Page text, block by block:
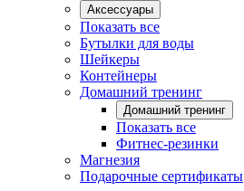
Аксессуары
Показать все
Бутылки для воды
Шейкеры
Контейнеры
Домашний тренинг
Домашний тренинг
Показать все
Фитнес-резинки
Магнезия
Подарочные сертификаты